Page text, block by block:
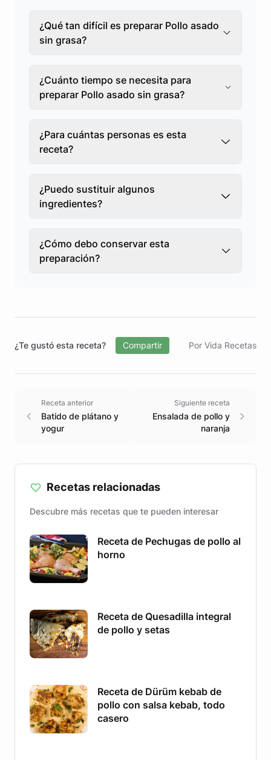
¿Qué tan difícil es preparar Pollo asado
sin grasa?
¿Cuánto tiempo se necesita para
preparar Pollo asado sin grasa?
¿Para cuántas personas es esta
receta?
¿Puedo sustituir algunos
ingredientes?
¿Cómo debo conservar esta
preparación?
¿Te gustó esta receta? Compartir Por Vida Recetas
Receta anterior
Batido de plátano y
yogur
Siguiente receta
Ensalada de pollo y
naranja
Recetas relacionadas
Descubre más recetas que te pueden interesar
Receta de Pechugas de pollo al
horno
Receta de Quesadilla integral
de pollo y setas
Receta de Dürüm kebab de
pollo con salsa kebab, todo
casero